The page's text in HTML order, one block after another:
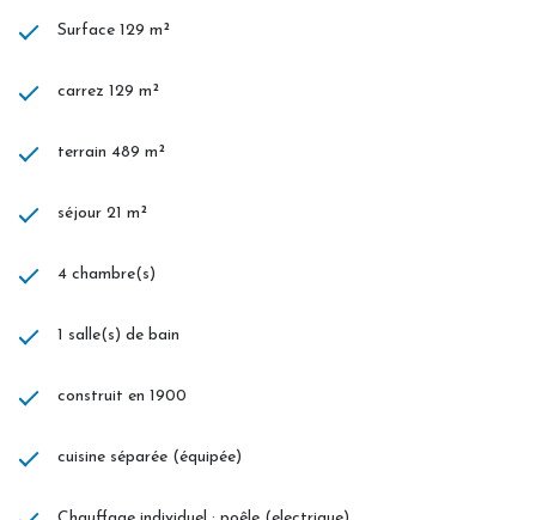
Surface 129 m²
carrez 129 m²
terrain 489 m²
séjour 21 m²
4 chambre(s)
1 salle(s) de bain
construit en 1900
cuisine séparée (équipée)